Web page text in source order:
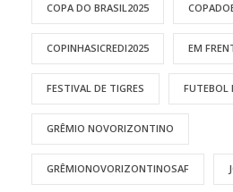
COPA DO BRASIL2025
COPINHASICREDI2025 EM
FESTIVAL DE TIGRES FUTEBOL
GRÊMIO NOVORIZONTINO
GRÊMIONOVORIZONTINOSAF